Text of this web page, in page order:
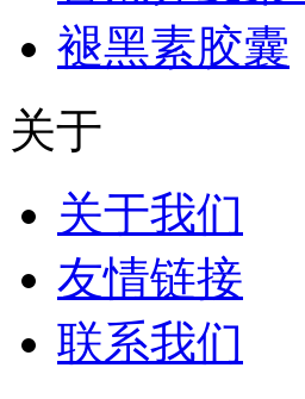
褪黑素胶囊
关于
关于我们
友情链接
联系我们